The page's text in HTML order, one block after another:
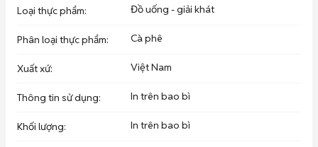
🏪 Shop: Tâm Tuệ An
ưu đãi! ☕🎁
Loại thực phẩm: Đồ uống - giải khát
Phân loại thực phẩm: Cà phê
Xuất xứ: Việt Nam
Thông tin sử dụng: In trên bao bì
Khối lượng: In trên bao bì